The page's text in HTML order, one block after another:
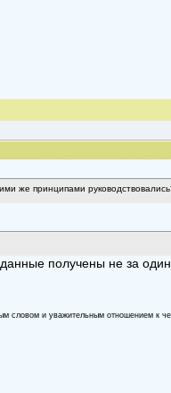
же принципами
получены не за один
cлoвoм и yвaжительным oтнoшением к